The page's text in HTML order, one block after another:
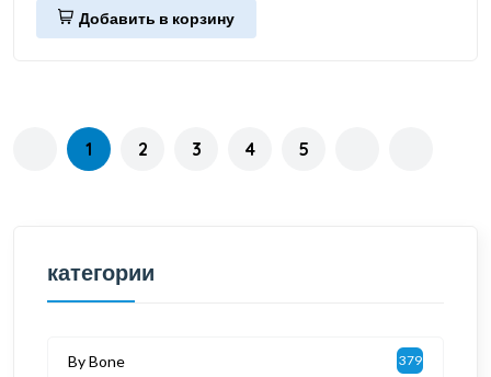
Добавить в корзину
1 2 3 4 5
категории
By Bone 379